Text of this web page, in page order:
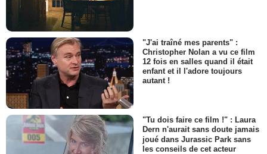
"J'ai traîné mes parents" :
Christopher Nolan a vu ce film
12 fois en salles quand il était
enfant et il l'adore toujours
autant !
"Tu dois faire ce film !" : Laura
Dern n'aurait sans doute jamais
joué dans Jurassic Park sans
les conseils de cet acteur